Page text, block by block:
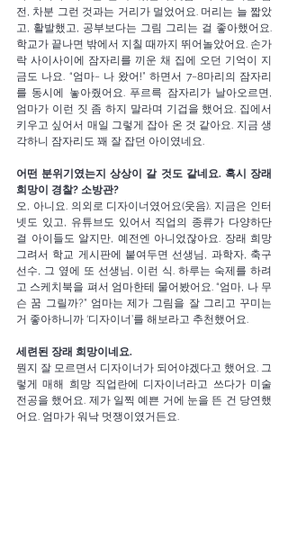
전, 차분 그런 것과는 거리가 멀었어요. 머리는 늘 짧았
고, 활발했고, 공부보다는 그림 그리는 걸 좋아했어요.
학교가 끝나면 밖에서 지칠 때까지 뛰어놀았어요. 손가
락 사이사이에 잠자리를 끼운 채 집에 오던 기억이 지
금도 나요. “엄마~ 나 왔어!” 하면서 7~8마리의 잠자리
를 동시에 놓아줬어요. 푸르륵 잠자리가 날아오르면,
엄마가 이런 짓 좀 하지 말라며 기겁을 했어요. 집에서
키우고 싶어서 매일 그렇게 잡아 온 것 같아요. 지금 생
각하니 잠자리도 꽤 잘 잡던 아이였네요.
어떤 분위기였는지 상상이 갈 것도 같네요. 혹시 장래
희망이 경찰? 소방관?
오, 아니요. 의외로 디자이너였어요(웃음). 지금은 인터
넷도 있고, 유튜브도 있어서 직업의 종류가 다양하단
걸 아이들도 알지만, 예전엔 아니었잖아요. 장래 희망
그려서 학교 게시판에 붙여두면 선생님, 과학자, 축구
선수, 그 옆에 또 선생님, 이런 식. 하루는 숙제를 하려
고 스케치북을 펴서 엄마한테 물어봤어요. “엄마, 나 무
슨 꿈 그릴까?” 엄마는 제가 그림을 잘 그리고 꾸미는
거 좋아하니까 ‘디자이너’를 해보라고 추천했어요.
세련된 장래 희망이네요.
뭔지 잘 모르면서 디자이너가 되어야겠다고 했어요. 그
렇게 매해 희망 직업란에 디자이너라고 쓰다가 미술
전공을 했어요. 제가 일찍 예쁜 거에 눈을 뜬 건 당연했
어요. 엄마가 워낙 멋쟁이였거든요.